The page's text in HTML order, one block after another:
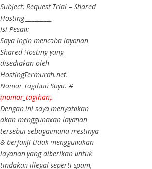
Subject: Request Trial – Shared
Hosting _________
Isi Pesan:
Saya ingin mencoba layanan
Shared Hosting yang
disediakan oleh
HostingTermurah.net.
Nomor Tagihan Saya: #
(nomor_tagihan).
Dengan ini saya menyatakan
akan menggunakan layanan
tersebut sebagaimana mestinya
& berjanji tidak menggunakan
layanan yang diberikan untuk
tindakan illegal seperti spam,